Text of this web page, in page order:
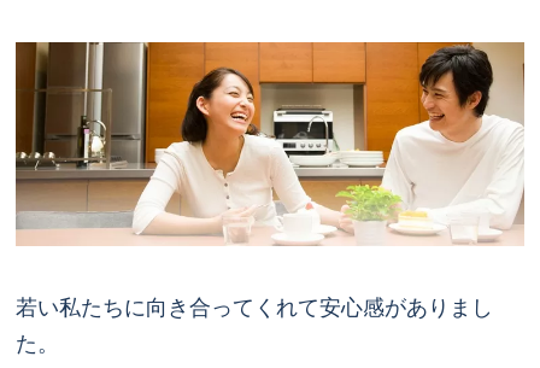
若い私たちに向き合ってくれて安心感がありまし
た。